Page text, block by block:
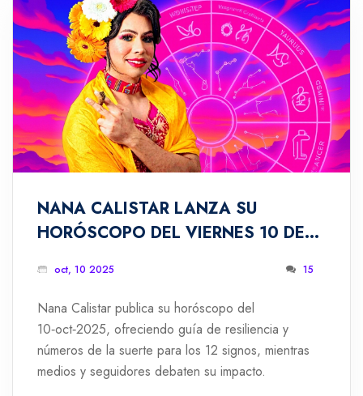
NANA CALISTAR LANZA SU
HORÓSCOPO DEL VIERNES 10 DE
SIGNOS
oct, 10 2025 15
Nana Calistar publica su horóscopo del
10‑oct‑2025, ofreciendo guía de resiliencia y
números de la suerte para los 12 signos, mientras
medios y seguidores debaten su impacto.